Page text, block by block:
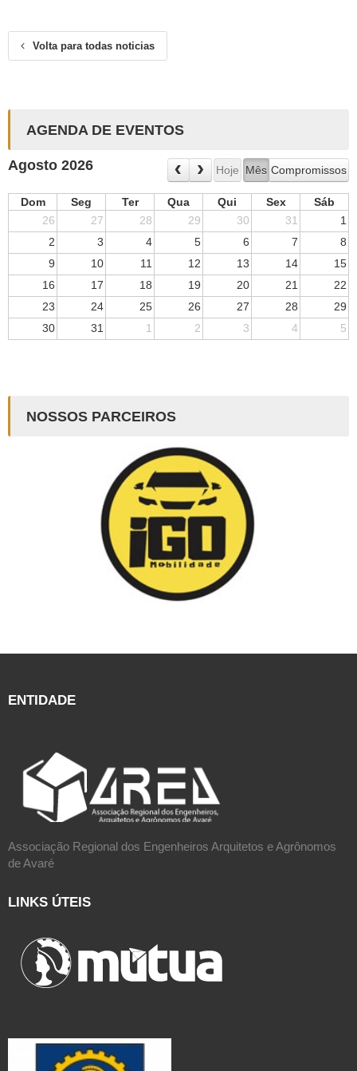
Volta para todas noticias
AGENDA DE EVENTOS
Agosto 2026 Hoje Mês Compromissos
Dom Seg Ter Qua Qui Sex
Sáb
26
27 28 29 30 31
1
2
3 4 5 6 7
8
9
10 11 12 13 14
15
16
17 18 19 20 21
22
23
24 25 26 27 28
29
30
31 1 2 3 4 5
NOSSOS PARCEIROS
ENTIDADE
Associação Regional dos Engenheiros Arquitetos e Agrônomos
de Avaré
LINKS ÚTEIS